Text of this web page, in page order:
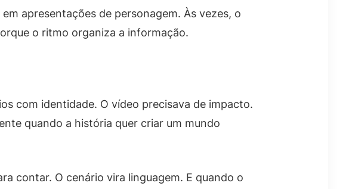
apresentações de personagem. Às vezes, o
o ritmo organiza a informação.
com identidade. O vídeo precisava de impacto.
quando a história quer criar um mundo
contar. O cenário vira linguagem. E quando o